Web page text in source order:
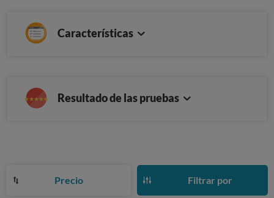
Características
Resultado de las pruebas
Precio Filtrar por